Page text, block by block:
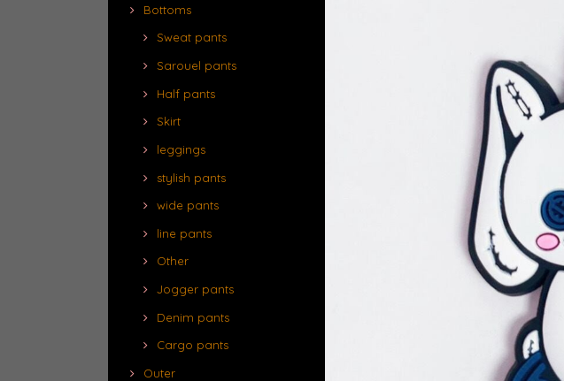
Bottoms
Sweat pants
Sarouel pants
Half pants
Skirt
leggings
stylish pants
wide pants
line pants
Other
Jogger pants
Denim pants
Cargo pants
Outer